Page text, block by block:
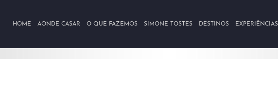
HOME AONDE CASAR O QUE FAZEMOS SIMONE TOSTES DESTINOS EXPERIÊNCIAS